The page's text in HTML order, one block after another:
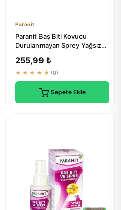
Paranit
Paranit Baş Biti Kovucu
Durulanmayan Sprey Yağsız
255,99 ₺
★★★★★ (0)
Sepete Ekle